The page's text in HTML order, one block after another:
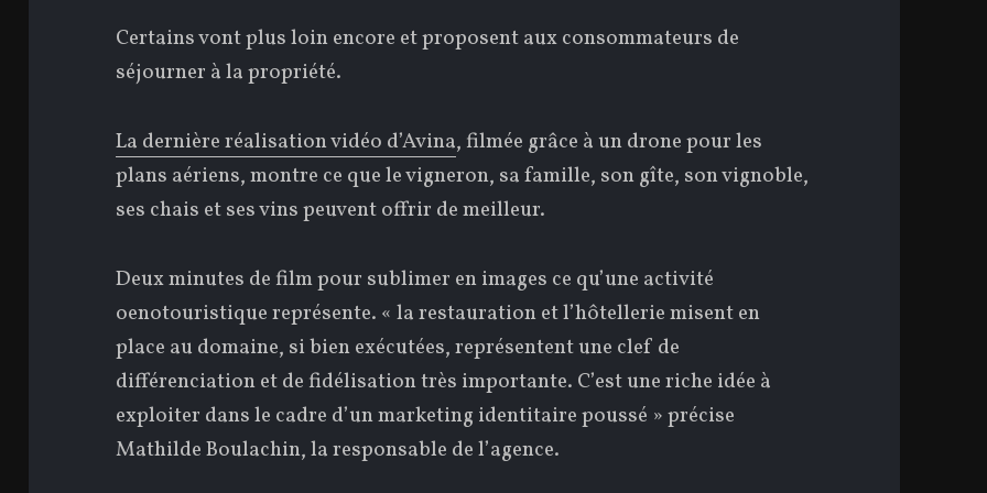
Certains vont plus loin encore et proposent aux consommateurs de
séjourner à la propriété.
La dernière réalisation vidéo d’Avina, filmée grâce à un drone pour les
plans aériens, montre ce que le vigneron, sa famille, son gîte, son vignoble,
ses chais et ses vins peuvent offrir de meilleur.
Deux minutes de film pour sublimer en images ce qu’une activité
oenotouristique représente. « la restauration et l’hôtellerie misent en
place au domaine, si bien exécutées, représentent une clef de
différenciation et de fidélisation très importante. C’est une riche idée à
exploiter dans le cadre d’un marketing identitaire poussé » précise
Mathilde Boulachin, la responsable de l’agence.